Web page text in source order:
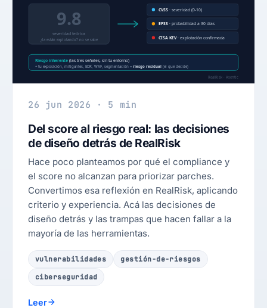
26 jun 2026 · 5 min
Del score al riesgo real: las decisiones
de diseño detrás de RealRisk
Hace poco planteamos por qué el compliance y
el score no alcanzan para priorizar parches.
Convertimos esa reflexión en RealRisk, aplicando
criterio y experiencia. Acá las decisiones de
diseño detrás y las trampas que hacen fallar a la
mayoría de las herramientas.
vulnerabilidades
gestión-de-riesgos
ciberseguridad
Leer